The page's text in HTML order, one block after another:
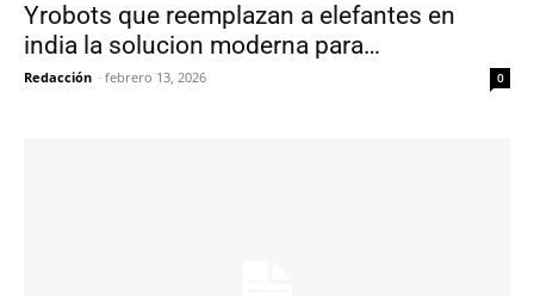
Yrobots que reemplazan a elefantes en
india la solucion moderna para…
Redacción - febrero 13, 2026 0